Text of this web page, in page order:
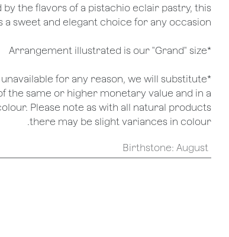
the flavors of a pistachio eclair pastry, this
a sweet and elegant choice for any occasion
*Arrangement illustrated is our "Grand" size
for any reason, we will substitute
the same or higher monetary value and in a
Please note as with all natural products
there may be slight variances in colour.
Birthstone:August